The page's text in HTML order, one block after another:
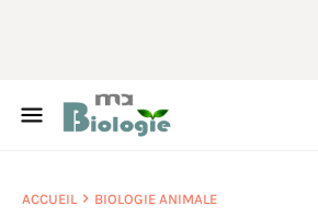
ACCUEIL BIOLOGIE ANIMALE